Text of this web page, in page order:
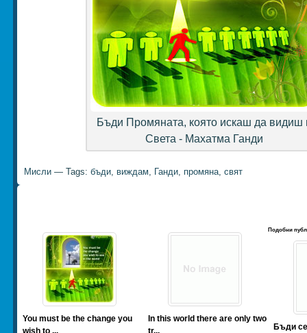
Бъди Промяната, която искаш да видиш
Света - Махатма Ганди
Мисли— Tags: бъди, виждам, Ганди, промяна, свят
Подобни
You must be the change you
wish to ...
In this world there are only two
tr...
Бъди